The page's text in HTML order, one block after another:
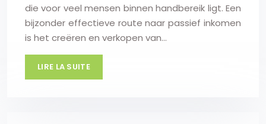
die voor veel mensen binnen handbereik ligt. Een
bijzonder effectieve route naar passief inkomen
is het creëren en verkopen van…
LIRE LA SUITE